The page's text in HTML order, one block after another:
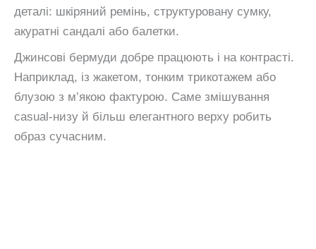
деталі: шкіряний ремінь, структуровану сумку,
акуратні сандалі або балетки.
Джинсові бермуди добре працюють і на контрасті.
Наприклад, із жакетом, тонким трикотажем або
блузою з м’якою фактурою. Саме змішування
casual-низу й більш елегантного верху робить
образ сучасним.